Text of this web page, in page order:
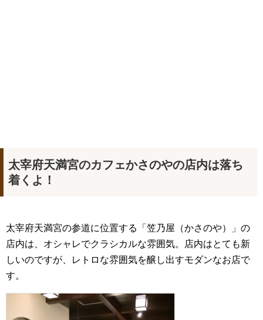
太宰府天満宮のカフェかさのやの店内は落ち
着くよ！
太宰府天満宮の参道に位置する「笠乃屋（かさのや）」の
店内は、オシャレでクラシカルな雰囲気。店内はとても新
しいのですが、レトロな雰囲気を醸し出すモダンなお店で
す。